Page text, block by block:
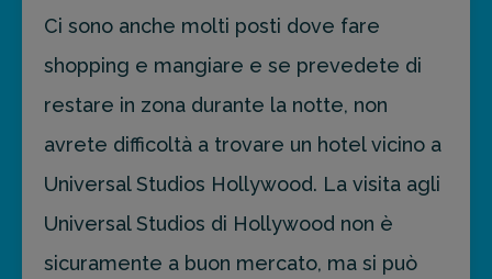
Ci sono anche molti posti dove fare
shopping e mangiare e se prevedete di
restare in zona durante la notte, non
avrete difficoltà a trovare un hotel vicino a
Universal Studios Hollywood. La visita agli
Universal Studios di Hollywood non è
sicuramente a buon mercato, ma si può